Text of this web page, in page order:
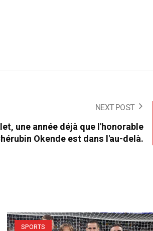
NEXT POST
une année déjà que l'honorable
Okende est dans l'au-delà.
SPORTS